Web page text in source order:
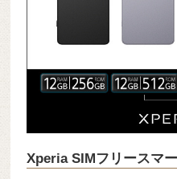
Xperia SIMフリースマ